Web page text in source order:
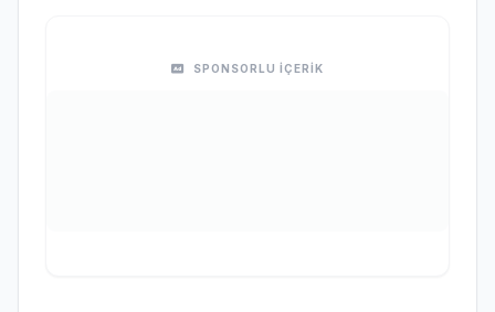
SPONSORLU İÇERİK